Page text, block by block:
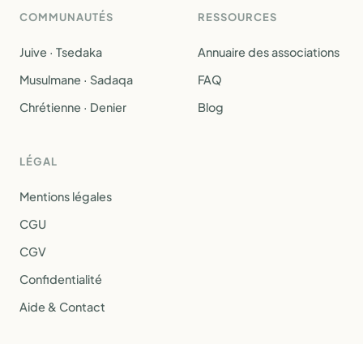
COMMUNAUTÉS
Juive · Tsedaka
Musulmane · Sadaqa
Chrétienne · Denier
RESSOURCES
Annuaire des associations
FAQ
Blog
LÉGAL
Mentions légales
CGU
CGV
Confidentialité
Aide & Contact